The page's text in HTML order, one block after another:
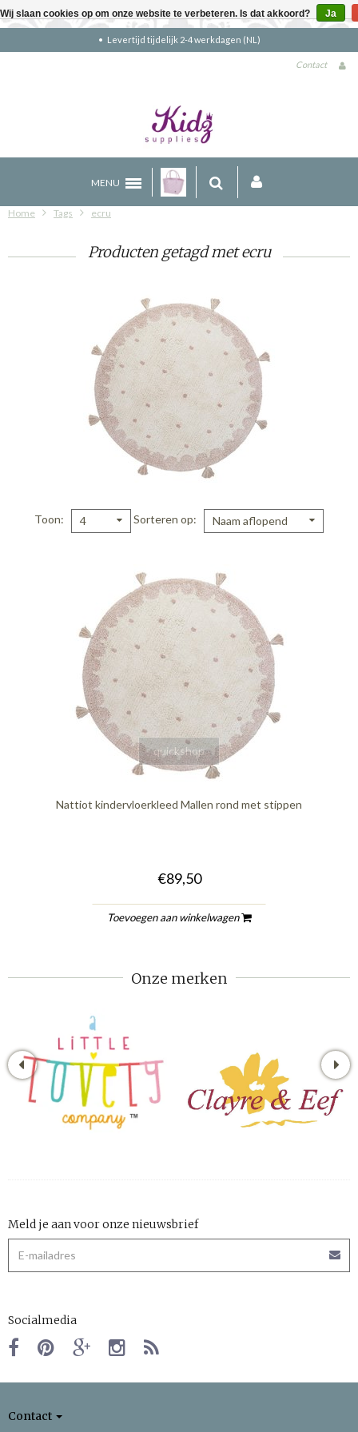
Levertijd tijdelijk 2-4 werkdagen (NL)
Contact
MENU
Home Tags ecru
Producten getagd met ecru
Toon 4 Sorteren op Naam aflopend
quickshop
Nattiot kindervloerkleed Mallen rond met stippen
€89,50
Toevoegen aan winkelwagen
Onze merken
Meld je aan voor onze nieuwsbrief
Socialmedia
Contact
Wij slaan cookies op om onze website te verbeteren. Is dat akkoord? Ja